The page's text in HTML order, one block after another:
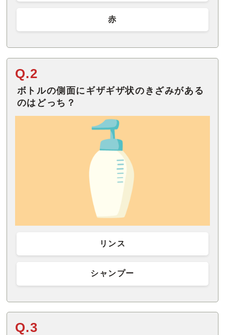
赤
Q.2
ボトルの側面にギザギザ状のきざみがある
のはどっち？
リンス
シャンプー
Q.3